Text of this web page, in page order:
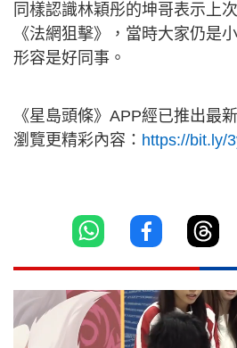
同樣認識林穎彤的坤哥表示上
《法網狙擊》，當時大家仍是
形容是好同事。
《星島頭條》APP經已推出最
瀏覽更精彩內容： https://bit.ly/